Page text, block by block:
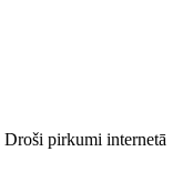
Droši pirkumi internetā